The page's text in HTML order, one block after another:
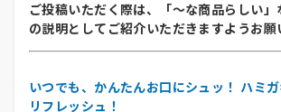
ご投稿いただく際は、「～な商品らしい」
の説明としてご紹介いただきますようお願
いつでも、かんたんお口にシュッ！ ハミ
リフレッシュ！